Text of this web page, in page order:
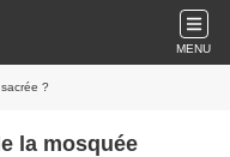
MENU
?
la mosquée